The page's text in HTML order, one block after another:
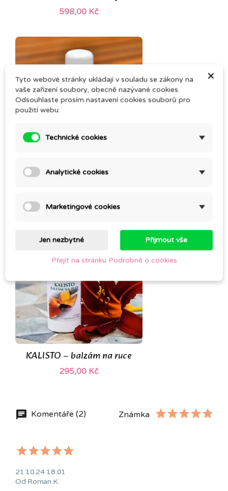
598,00 Kč
VĚTŘÍČEK – masážní olej
KALISTO – balzám na ruce
295,00 Kč
Komentáře (2) Známka
21.10.24 18:01
Od Roman K.
×
Tyto webové stránky ukládají v souladu se zákony na
vaše zařízení soubory, obecně nazývané cookies.
Odsouhlaste prosím nastavení cookies souborů pro
použití webu.
Technické cookies
Analytické cookies
Marketingové cookies
Jen nezbytné Přijmout vše
Přejít na stránku Podrobně o cookies